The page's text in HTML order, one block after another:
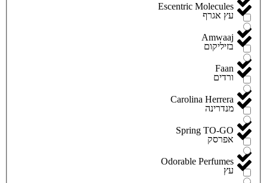
Escentric Molecules
Amwaaj
Faan
Carolina Herrera
Spring TO-GO
Odorable Perfumes
עץ אגרף
בזיליקום
ורדים
מנדרינה
אפרסק
עץ